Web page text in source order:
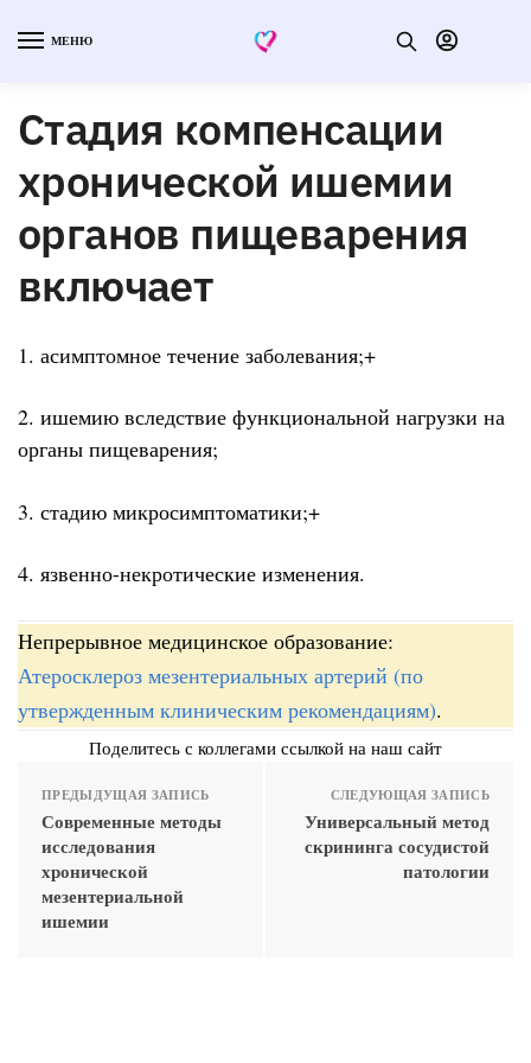
МЕНЮ
Стадия компенсации
хронической ишемии
органов пищеварения
включает
1. асимптомное течение заболевания;+
2. ишемию вследствие функциональной нагрузки на
органы пищеварения;
3. стадию микросимптоматики;+
4. язвенно-некротические изменения.
Непрерывное медицинское образование:
Атеросклероз мезентериальных артерий (по
утвержденным клиническим рекомендациям).
Поделитесь с коллегами ссылкой на наш сайт
ПРЕДЫДУЩАЯ ЗАПИСЬ
Современные методы
исследования
хронической
мезентериальной
ишемии
СЛЕДУЮЩАЯ ЗАПИСЬ
Универсальный метод
скрининга сосудистой
патологии